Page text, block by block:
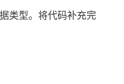
型。将代码补充完